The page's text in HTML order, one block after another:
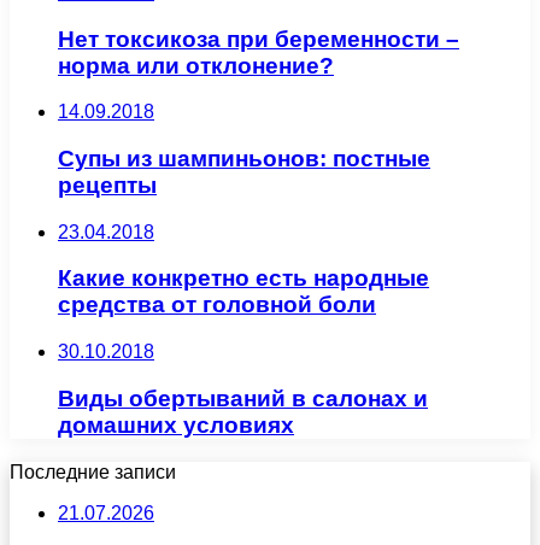
Нет токсикоза при беременности –
норма или отклонение?
14.09.2018
Супы из шампиньонов: постные
рецепты
23.04.2018
Какие конкретно есть народные
средства от головной боли
30.10.2018
Виды обертываний в салонах и
домашних условиях
Последние записи
21.07.2026